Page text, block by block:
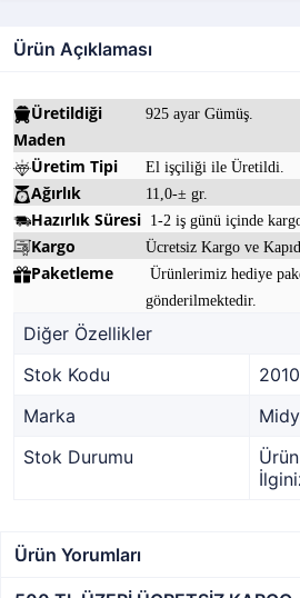
Ürün Açıklaması
Üretildiği
Maden
925 ayar Gümüş.
Üretim Tipi El işçiliği ile Üretildi.
Ağırlık 11,0-± gr.
Hazırlık Süresi 1-2 iş günü içinde
Kargo Ücretsiz Kargo ve
Paketleme
Ürünlerimiz hediye
gönderilmektedir.
Diğer Özellikler
Stok Kodu
Marka
Stok Durumu
Ürün Yorumları